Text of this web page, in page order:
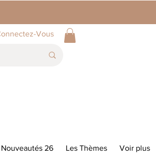
Vous
Nouveautés 26 Les Thèmes Voir plus